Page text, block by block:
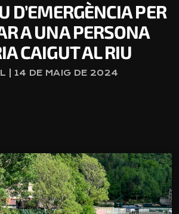
D’EMERGÈNCIA PER
A UNA PERSONA
CAIGUT AL RIU
| 14 DE MAIG DE 2024